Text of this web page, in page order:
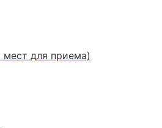
мест для приема)